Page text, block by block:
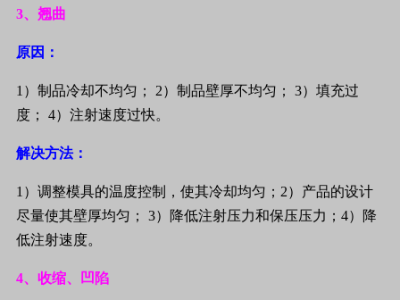
3、翘曲
原因：
1 ）制品冷却不均匀； 2）制品壁厚不均匀； 3）填充过
度；
4）注射速度过快。
解决方法：
1 ）调整模具的温度控制，使其冷却均匀； 2）产品的设计
尽量使其壁厚均匀；
3）降低注射压力和保压压力； 4）降
低注射速度。
4、收缩、凹陷